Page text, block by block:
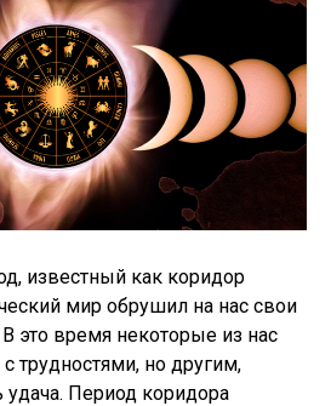
известный как коридор
мир обрушил на нас свои
это время некоторые из нас
с трудностями, но другим,
удача. Период коридора